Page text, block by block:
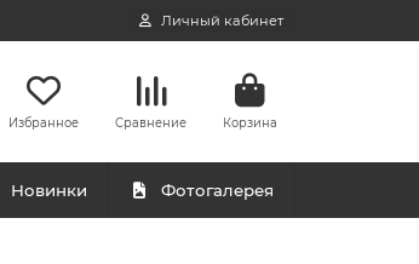
Личный кабинет
Избранное Сравнение Корзина
Новинки Фотогалерея